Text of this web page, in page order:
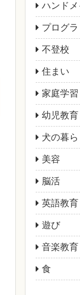
ハンドメ
プログ
不登校
住まい
家庭学習
幼児教育
犬の暮ら
美容
脳活
英語教育
遊び
音楽教育
食